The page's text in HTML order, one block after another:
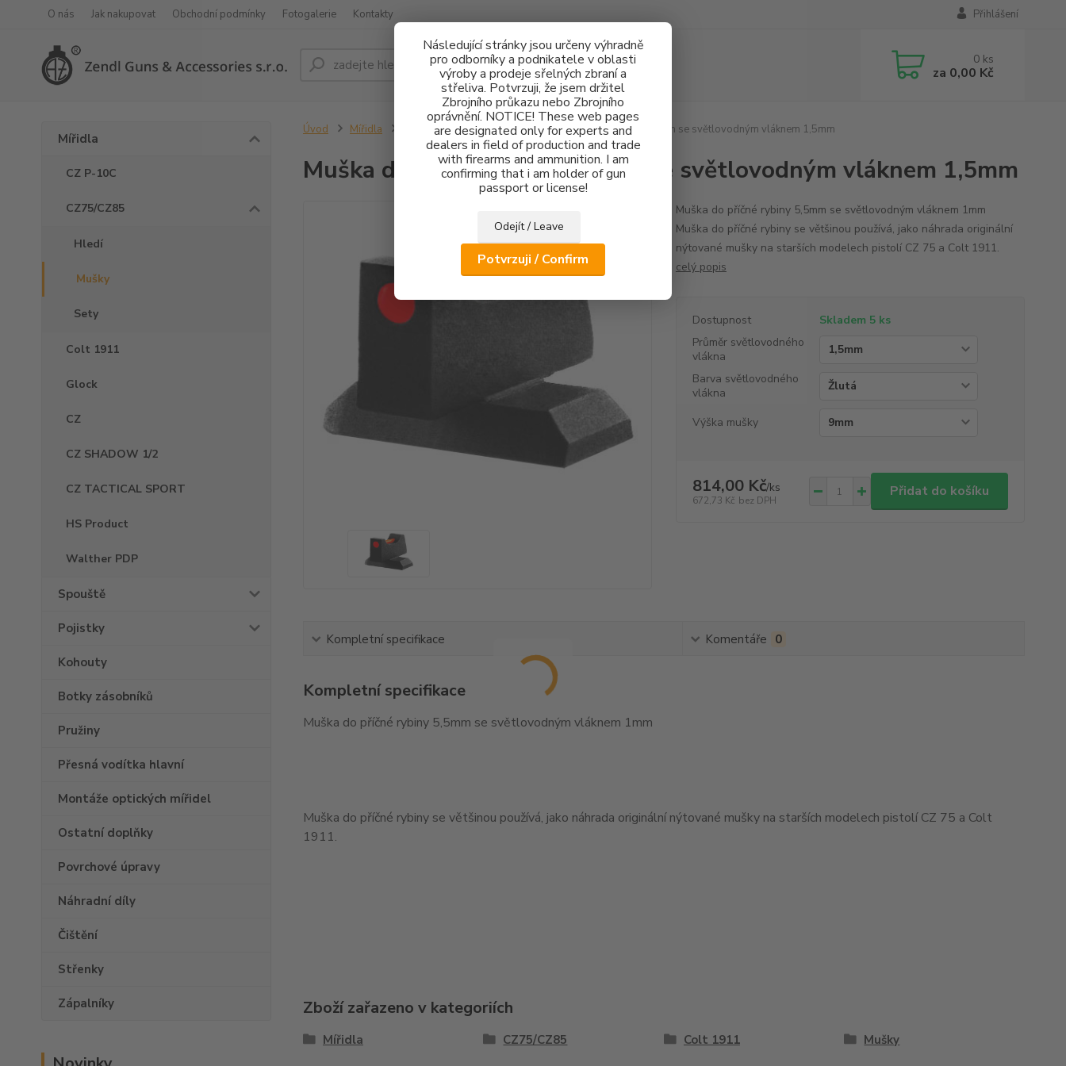
Následující stránky jsou určeny výhradně
pro odborníky a podnikatele v oblasti
výroby a prodeje sřelných zbraní a
střeliva. Potvrzuji, že jsem držitel
Zbrojního průkazu nebo Zbrojního
oprávnění. NOTICE! These web pages
are designated only for experts and
dealers in field of production and trade
with firearms and ammunition. I am
confirming that i am holder of gun
passport or license!
Odejít / Leave
Potvrzuji / Confirm
O nás Jak nakupovat Obchodní podmínky Fotogalerie Kontakty Přihlášení
Hledat 0 ks
za 0,00 Kč
Mířidla
CZ P-10C
CZ75/CZ85
Hledí
Mušky
Sety
Colt 1911
Glock
CZ
CZ SHADOW 1/2
CZ TACTICAL SPORT
HS Product
Walther PDP
Spouště
Pojistky
Kohouty
Botky zásobníků
Pružiny
Přesná vodítka hlavní
Montáže optických mířidel
Ostatní doplňky
Povrchové úpravy
Náhradní díly
Čištění
Střenky
Zápalníky
Úvod Mířidla CZ75/CZ85 Mušky Muška do příčné rybiny 5,5mm se světlovodným vláknem 1,5mm
Muška do příčné rybiny 5,5mm se světlovodným vláknem 1,5mm
Muška do příčné rybiny 5,5mm se světlovodným vláknem 1mm
Muška do příčné rybiny se většinou používá, jako náhrada originální
nýtované mušky na starších modelech pistolí CZ 75 a Colt 1911.
celý popis
Dostupnost
Skladem 5 ks
Průměr světlovodného
vlákna
Barva světlovodného
vlákna
Výška mušky
814,00 Kč/ks
672,73 Kč bez DPH
Přidat do košíku
Kompletní specifikace Komentáře 0
Kompletní specifikace
Muška do příčné rybiny 5,5mm se světlovodným vláknem 1mm
Muška do příčné rybiny se většinou používá, jako náhrada originální nýtované mušky na starších modelech pistolí CZ 75 a Colt
1911.
Zboží zařazeno v kategoriích
Mířidla CZ75/CZ85 Colt 1911 Mušky